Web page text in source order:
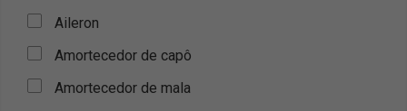
Aileron
Amortecedor de capô
Amortecedor de mala